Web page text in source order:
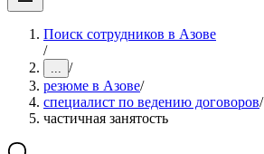
Поиск сотрудников в Азове
/
... /
резюме в Азове/
специалист по ведению договоров/
частичная занятость